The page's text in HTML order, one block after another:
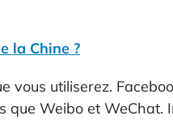
la Chine ?
vous utiliserez.
que Weibo et WeChat.